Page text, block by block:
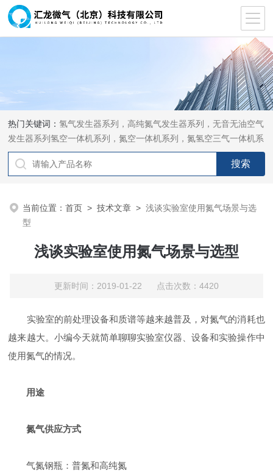
热门关键词：氢气发生器系列，高纯氮气发生器系列，无音无油空气
发生器系列氢空一体机系列，氮空一体机系列，氮氢空三气一体机系
列，气体净化器系列，代理日本DKK-TOA水质分析，水质检测仪
器，代理南韩SitekPH/离子计，DO计，电导计，多功能计，PH/DO/
当前位置：首页 >技术文章 >浅谈实验室使用氮气场景与选
型
浅谈实验室使用氮气场景与选型
更新时间：2019-01-22 点击次数：4420
实验室的前处理设备和质谱等越来越普及，对氮气的消耗也
越来越大。小编今天就简单聊聊实验室仪器、设备和实验操作中
使用氮气的情况。
用途
氮气供应方式
气氮钢瓶：普氮和高纯氮